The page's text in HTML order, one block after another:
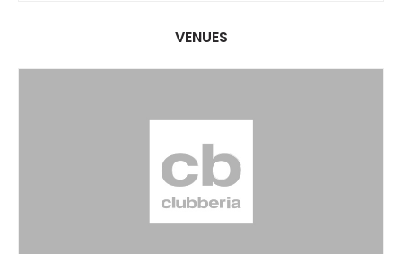
VENUES